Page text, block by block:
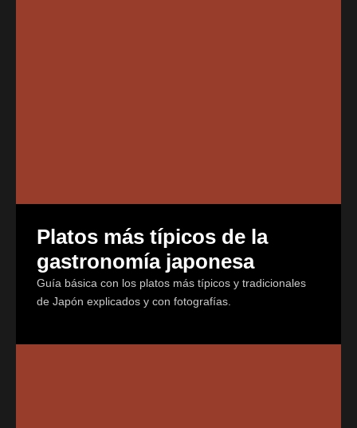
Platos más típicos de la
gastronomía japonesa
Guía básica con los platos más típicos y tradicionales
de Japón explicados y con fotografías.